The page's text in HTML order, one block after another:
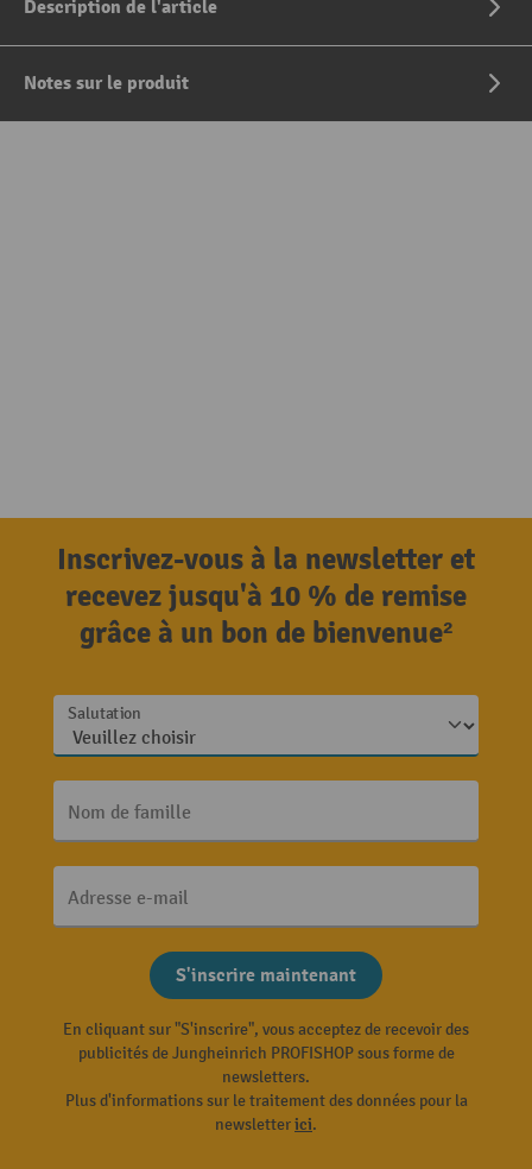
Description de l'article
Notes sur le produit
Inscrivez-vous à la newsletter et
recevez jusqu'à 10 % de remise
grâce à un bon de bienvenue²
Salutation
Nom de famille
Adresse e-mail
S'inscrire maintenant
En cliquant sur "S'inscrire", vous acceptez de recevoir des
publicités de Jungheinrich PROFISHOP sous forme de
newsletters.
Plus d'informations sur le traitement des données pour la
newsletterici.